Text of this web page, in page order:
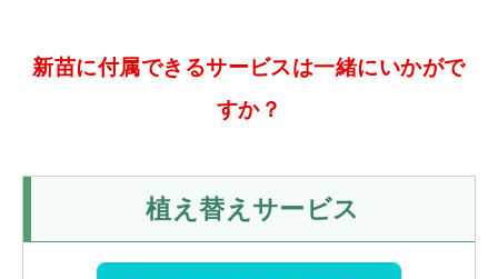
新苗に付属できるサービスは一緒にいかがで
すか？
植え替えサービス